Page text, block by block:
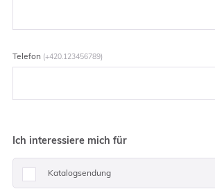
Telefon (+420.123456789)
Ich interessiere mich für
Katalogsendung